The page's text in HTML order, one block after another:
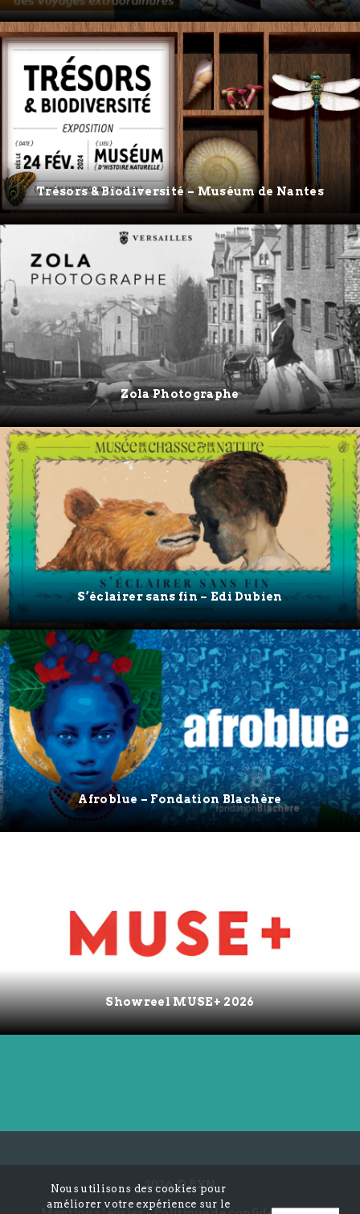
Trésors & Biodiversité – Muséum de Nantes
Zola Photographe
S’éclairer sans fin – Edi Dubien
Afroblue – Fondation Blachère
Showreel MUSE+ 2026
2026 © PXN
Nous utilisons des cookies pour
améliorer votre expérience sur le